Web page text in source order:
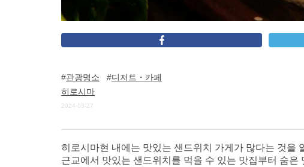
관광명소
디저트・카페
히로시마
2024-03-27
히로시마현 내에는 맛있는 샌드위치 가게가 많다는 것을
근교에서 맛있는 샌드위치를 먹을 수 있는 맛집부터 숨은